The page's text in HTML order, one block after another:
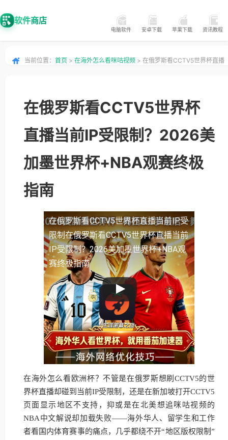
软件商店
电脑软件 安卓下载 苹果下载 资讯教程
当前位置： 首页 > 在海外怎么看咪咕视频 > 在俄罗斯看CCTV5世界杯直播
在俄罗斯看CCTV5世界杯
直播当前IP受限制？2026美
加墨世界杯+NBA观赛终极
指南
在俄罗斯看CCTV5世界杯直播当前IP受
限制在俄罗斯看CCTV5世界杯直播当前
IP受限制？2026美加墨世界杯+NBA观
赛终极指南
在海外怎么看欧洲杯？不管是在俄罗斯想刷CCTV5的世
界杯直播却碰到当前IP受限制，还是在新加坡打开CCTV5
页面显示地区不支持，抑或是在北美想追咪咕视频的
NBA中文解说却加载失败——海外华人、留学生和工作
者看国内体育赛事的痛点，几乎都绕不开“地区版权限制”